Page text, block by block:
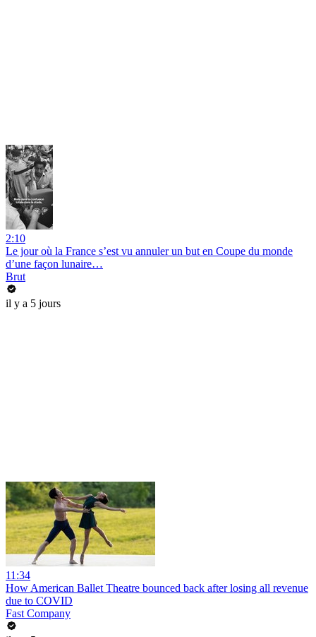
2:10
Le jour où la France s’est vu annuler un but en Coupe du monde
d’une façon lunaire…
Brut
il y a 5 jours
11:34
How American Ballet Theatre bounced back after losing all revenue
due to COVID
Fast Company